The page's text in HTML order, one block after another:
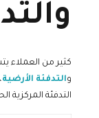
كثير من العملاء
والتدفئة الأرضية
التدفئة المركزية